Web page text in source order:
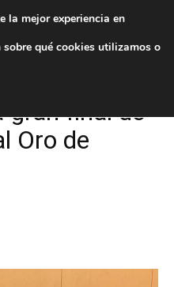
gran final de
Oro de
la mejor experiencia en
qué cookies utilizamos o